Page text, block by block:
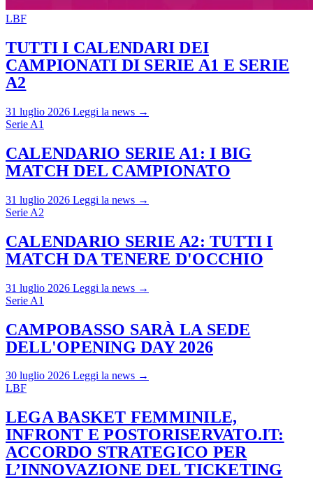
LBF
TUTTI I CALENDARI DEI
CAMPIONATI DI SERIE A1 E SERIE
A2
31 luglio 2026 Leggi la news →
Serie A1
CALENDARIO SERIE A1: I BIG
MATCH DEL CAMPIONATO
31 luglio 2026 Leggi la news →
Serie A2
CALENDARIO SERIE A2: TUTTI I
MATCH DA TENERE D'OCCHIO
31 luglio 2026 Leggi la news →
Serie A1
CAMPOBASSO SARÀ LA SEDE
DELL'OPENING DAY 2026
30 luglio 2026 Leggi la news →
LBF
LEGA BASKET FEMMINILE,
INFRONT E POSTORISERVATO.IT:
ACCORDO STRATEGICO PER
L’INNOVAZIONE DEL TICKETING